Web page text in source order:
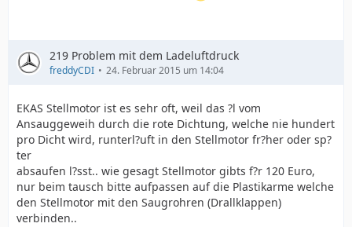
219 Problem mit dem Ladeluftdruck
freddyCDI 24. Februar 2015 um 14:04
EKAS Stellmotor ist es sehr oft, weil das ?l vom
Ansauggeweih durch die rote Dichtung, welche nie hundert
pro Dicht wird, runterl?uft in den Stellmotor fr?her oder sp?
ter
absaufen l?sst.. wie gesagt Stellmotor gibts f?r 120 Euro,
nur beim tausch bitte aufpassen auf die Plastikarme welche
den Stellmotor mit den Saugrohren (Drallklappen)
verbinden..